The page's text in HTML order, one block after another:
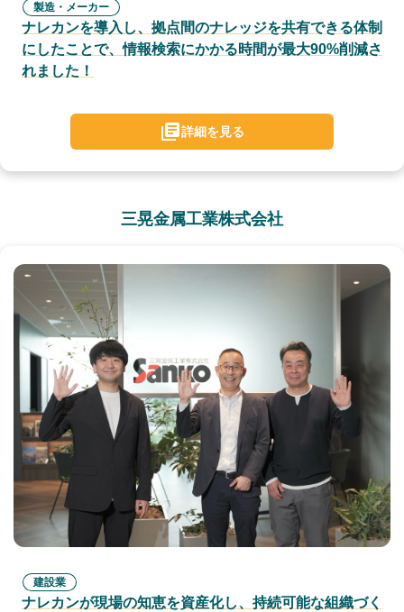
製造・メーカー
ナレカンを導入し、拠点間のナレッジを共有できる体制
にしたことで、情報検索にかかる時間が最大90%削減さ
れました！
詳細を見る
三晃金属工業株式会社
建設業
ナレカンが現場の知恵を資産化し、持続可能な組織づく